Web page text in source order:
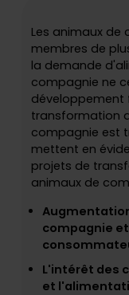
Les animaux
membres de
la demande
compagnie ne
développement
transformation
compagnie est
mettent en
projets de
animaux de
compagnie
L'intérêt des
et